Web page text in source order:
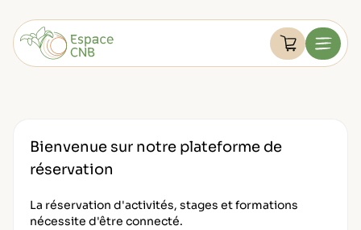
contenu
Retourner à l'accueil
Devenir membre
FAQ
Voir leMenu
Bienvenue sur notre plateforme de
réservation
La réservation d'activités, stages et formations
nécessite d'être connecté.